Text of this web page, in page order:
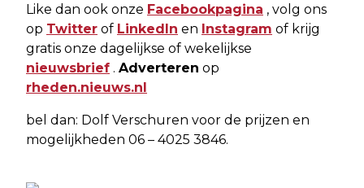
Like dan ook onze Facebookpagina , volg ons
op Twitter of LinkedIn en Instagram of krijg
gratis onze dagelijkse of wekelijkse
nieuwsbrief . Adverteren op
rheden.nieuws.nl
bel dan: Dolf Verschuren voor de prijzen en
mogelijkheden 06 – 4025 3846.